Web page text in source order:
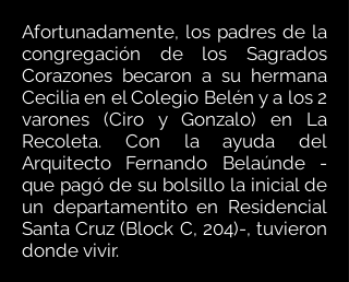
Afortunadamente, los padres de la
congregación de los Sagrados
Corazones becaron a su hermana
Cecilia en el Colegio Belén y a los 2
varones (Ciro y Gonzalo) en La
Recoleta. Con la ayuda del
Arquitecto Fernando Belaúnde -
que pagó de su bolsillo la inicial de
un departamentito en Residencial
Santa Cruz (Block C, 204)-, tuvieron
donde vivir.